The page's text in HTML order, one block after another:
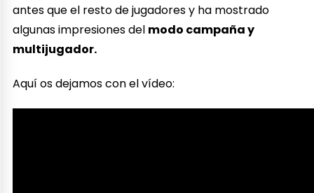
antes que el resto de jugadores y ha mostrado
algunas impresiones del modo campaña y
multijugador.
Aquí os dejamos con el vídeo: